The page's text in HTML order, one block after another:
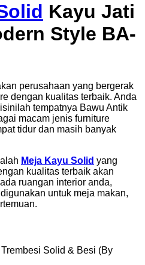
Kayu Jati
Style BA-
perusahaan yang bergerak
dengan kualitas terbaik. Anda
tempatnya Bawu Antik
macam jenis furniture
tidur dan masih banyak
Meja Kayu Solid yang
kualitas terbaik akan
ruangan interior anda,
untuk meja makan,
Solid & Besi (By